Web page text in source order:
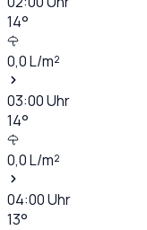
14°
0,0L/m²
03:00Uhr
14°
0,0L/m²
04:00Uhr
13°